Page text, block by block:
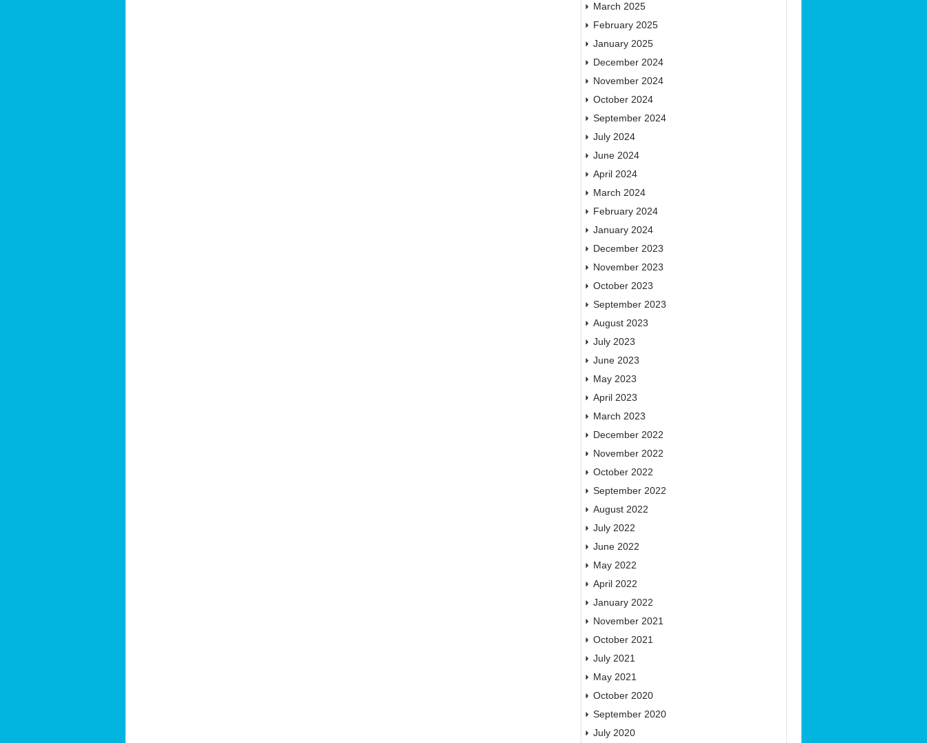
March 2025
February 2025
January 2025
December 2024
November 2024
October 2024
September 2024
July 2024
June 2024
April 2024
March 2024
February 2024
January 2024
December 2023
November 2023
October 2023
September 2023
August 2023
July 2023
June 2023
May 2023
April 2023
March 2023
December 2022
November 2022
October 2022
September 2022
August 2022
July 2022
June 2022
May 2022
April 2022
January 2022
November 2021
October 2021
July 2021
May 2021
October 2020
September 2020
July 2020